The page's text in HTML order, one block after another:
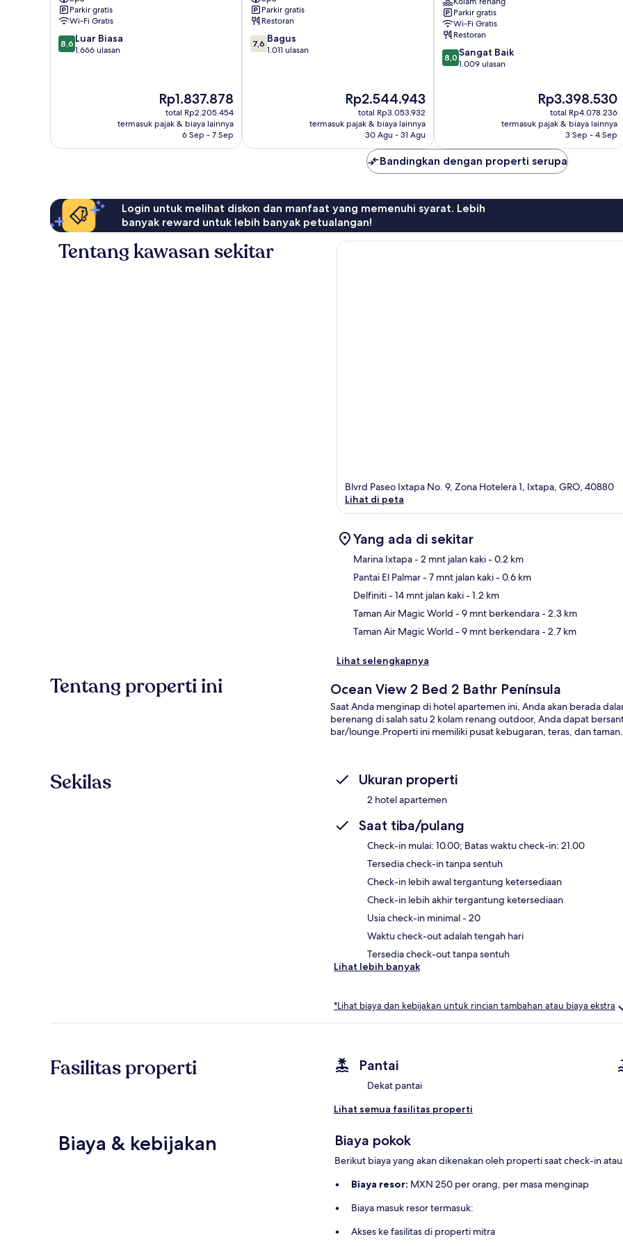
Parkir gratis
Wi-Fi Gratis
8.6
dari
8,6 Luar Biasa
1.666 ulasan
Harga
sekarang
Rp1.837.878
Rp1.837.878
total Rp2.205.454
termasuk pajak & biaya lainnya
6 Sep - 7 Sep
Palomar
Parkir gratis
Restoran
7.6
dari
7,6 Bagus
1.011 ulasan
Harga
sekarang
Rp2.544.943
Rp2.544.943
total Rp3.053.932
termasuk pajak & biaya lainnya
30 Agu - 31 Agu
Inclusive
by
IHG
El
Palomar
Parkir gratis
Wi-Fi Gratis
Restoran
8.0
dari
8,0 Sangat Baik
1.009 ulasan
Harga
sekarang
Rp3.398.530
Rp3.398.530
total Rp4.078.236
termasuk pajak & biaya lainnya
3 Sep - 4 Sep
Bandingkan dengan properti serupa
Login untuk melihat diskon dan manfaat yang memenuhi syarat. Lebih
banyak reward untuk lebih banyak petualangan!
Tentang kawasan sekitar
Blvrd Paseo Ixtapa No. 9, Zona Hotelera 1, Ixtapa, GRO, 40880
Lihat di peta
Yang ada di sekitar
Marina Ixtapa- 2 mnt jalan kaki- 0.2 km
Pantai El Palmar- 7 mnt jalan kaki- 0.6 km
Delfiniti- 14 mnt jalan kaki- 1.2 km
Taman Air Magic World - 9 mnt berkendara- 2.3 km
Taman Air Magic World - 9 mnt berkendara- 2.7 km
Lihat selengkapnya
Tentang properti ini Ocean View 2 Bed 2 Bathr Península
Saat Anda menginap di hotel apartemen ini, Anda akan berada
berenang di salah satu 2 kolam renang outdoor, Anda dapat
bar/lounge.Properti ini memiliki pusat kebugaran, teras, dan taman.
Sekilas Ukuran properti
2 hotel apartemen
Saat tiba/pulang
Check-in mulai: 10.00; Batas waktu check-in: 21.00
Tersedia check-in tanpa sentuh
Check-in lebih awal tergantung ketersediaan
Check-in lebih akhir tergantung ketersediaan
Usia check-in minimal - 20
Waktu check-out adalah tengah hari
Tersedia check-out tanpa sentuh
Lihat lebih banyak
*Lihat biaya dan kebijakan untuk rincian tambahan atau biaya ekstra
Fasilitas properti Pantai
Dekat pantai
Lihat semua fasilitas properti
Biaya & kebijakan Biaya pokok
Berikut biaya yang akan dikenakan oleh properti saat check-in
Biaya resor: MXN 250 per orang, per masa menginap
Biaya masuk resor termasuk:
Akses ke fasilitas di properti mitra